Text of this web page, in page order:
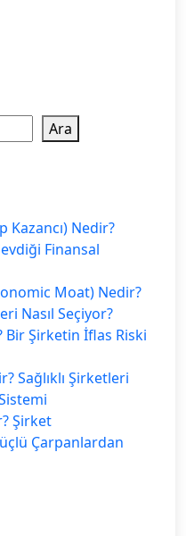
Ara
Kazancı) Nedir?
Finansal
Moat) Nedir?
Nasıl Seçiyor?
Bir Şirketin İflas Riski
Sağlıklı Şirketleri
Şirket
Çarpanlardan